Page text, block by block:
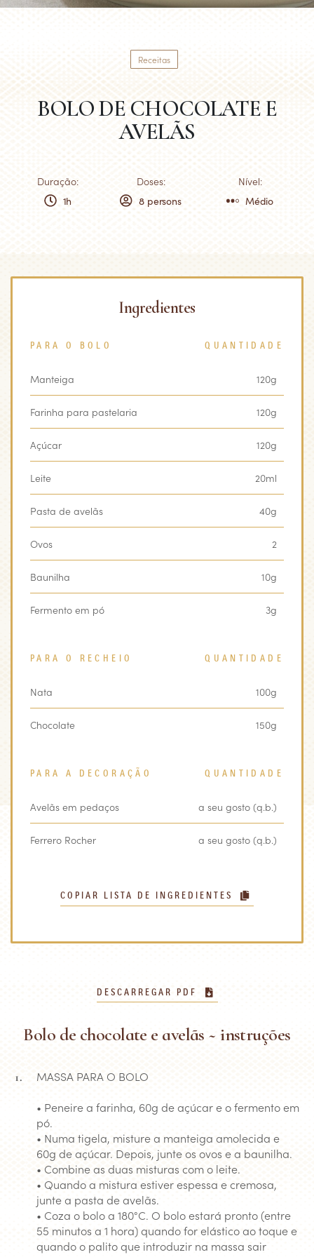
Receitas
BOLO DE CHOCOLATE E
AVELÃS
Duração: Doses:
Nível:
1h
8 persons Médio
Ingredientes
PARA O BOLO QUANTIDADE
Manteiga 120g
Farinha para pastelaria 120g
Açúcar 120g
Leite 20ml
Pasta de avelãs 40g
Ovos 2
Baunilha 10g
Fermento em pó 3g
PARA O RECHEIO QUANTIDADE
Nata 100g
Chocolate 150g
PARA A DECORAÇÃO QUANTIDADE
Avelãs em pedaços a seu gosto (q.b.)
Ferrero Rocher a seu gosto (q.b.)
COPIAR LISTA DE INGREDIENTES
DESCARREGAR PDF
Bolo de chocolate e avelãs ~ instruções
MASSA PARA O BOLO
• Peneire a farinha, 60g de açúcar e o fermento em
pó.
• Numa tigela, misture a manteiga amolecida e
60g de açúcar. Depois, junte os ovos e a baunilha.
• Combine as duas misturas com o leite.
• Quando a mistura estiver espessa e cremosa,
junte a pasta de avelãs.
• Coza o bolo a 180°C. O bolo estará pronto (entre
55 minutos a 1 hora) quando for elástico ao toque e
quando o palito que introduzir na massa sair